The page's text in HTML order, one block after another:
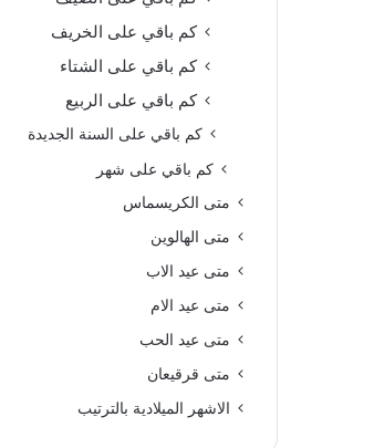
كم باقي على الخريف
كم باقي على الشتاء
كم باقي على الربيع
كم باقي على السنة الجديدة
كم باقي على شهر
متى الكريسماس
متى الهالوين
متى عيد الاب
متى عيد الام
متى عيد الحب
متى قرقيعان
الاشهر الميلادية بالترتيب